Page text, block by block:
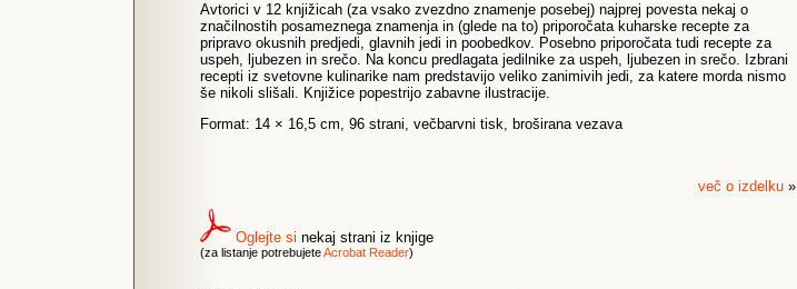
Avtorici v 12 knjižicah (za vsako zvezdno znamenje posebej) najprej povesta nekaj o
značilnostih posameznega znamenja in (glede na to) priporočata kuharske recepte za
pripravo okusnih predjedi, glavnih jedi in poobedkov. Posebno priporočata tudi recepte za
uspeh, ljubezen in srečo. Na koncu predlagata jedilnike za uspeh, ljubezen in srečo. Izbrani
recepti iz svetovne kulinarike nam predstavijo veliko zanimivih jedi, za katere morda nismo
še nikoli slišali. Knjižice popestrijo zabavne ilustracije.
Format: 14 × 16,5 cm, 96 strani, večbarvni tisk, broširana vezava
več o izdelku »
Oglejte si nekaj strani iz knjige
(za listanje potrebujeteAcrobat Reader)